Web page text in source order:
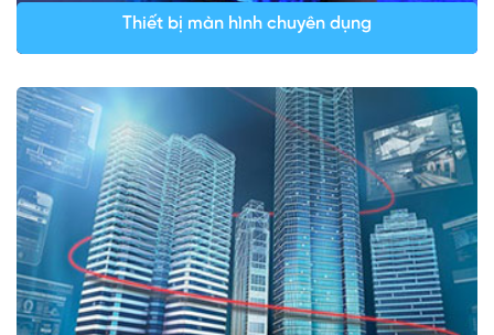
Thiết bị màn hình chuyên dụng